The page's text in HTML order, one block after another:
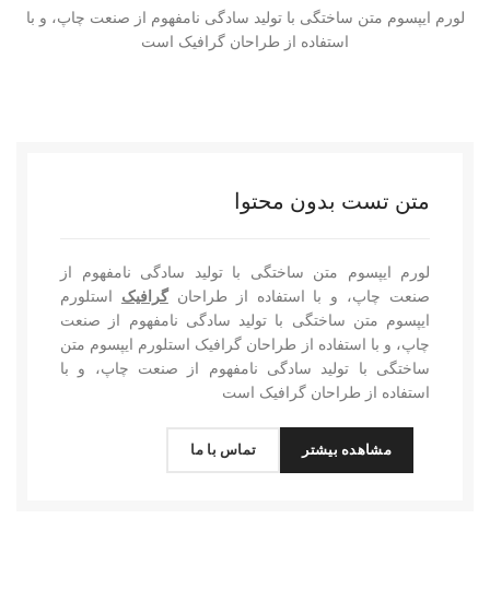
لورم ایپسوم متن ساختگی با تولید سادگی نامفهوم از صنعت چاپ، و با
استفاده از طراحان گرافیک است
متن تست بدون محتوا
لورم ایپسوم متن ساختگی با تولید سادگی نامفهوم از
صنعت چاپ، و با استفاده از طراحانگرافیک
استلورم
ایپسوم متن ساختگی با تولید سادگی نامفهوم از صنعت
چاپ، و با استفاده از طراحان گرافیک استلورم ایپسوم متن
ساختگی با تولید سادگی نامفهوم از صنعت چاپ، و با
استفاده از طراحان گرافیک است
مشاهده بیشتر تماس با ما